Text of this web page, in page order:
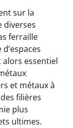
sur la
diverses
ferraille
essentiel
et métaux à
filières
plus
ultimes.